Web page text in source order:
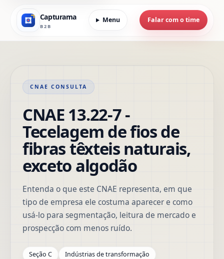
Capturama
B2B
Menu Falar com o time
CNAE CONSULTA
CNAE 13.22-7 -
Tecelagem de fios de
fibras têxteis naturais,
exceto algodão
Entenda o que este CNAE representa, em que
tipo de empresa ele costuma aparecer e como
usá-lo para segmentação, leitura de mercado e
prospecção com menos ruído.
Seção C Indústrias de transformação